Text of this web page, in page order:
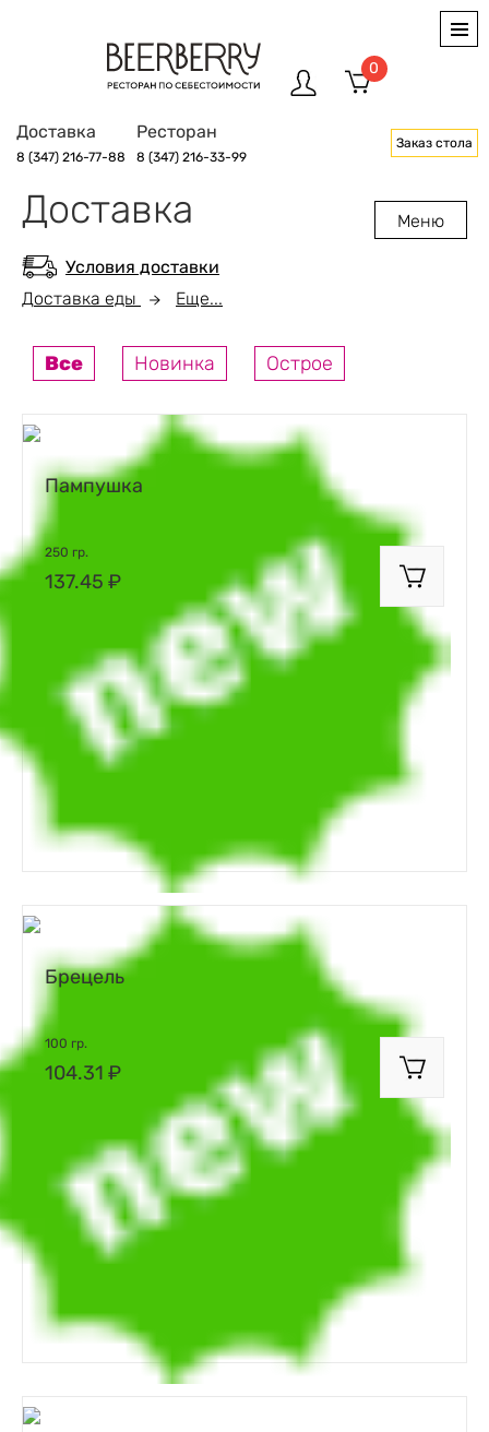
0
Доставка
8 (347) 216-77-88
Ресторан
8 (347) 216-33-99
Заказ стола
Доставка Меню
Условия доставки
Доставка еды
Еще...
Все Новинка Острое
Пампушка
250 гр.
137.45 ₽
Брецель
100 гр.
104.31 ₽